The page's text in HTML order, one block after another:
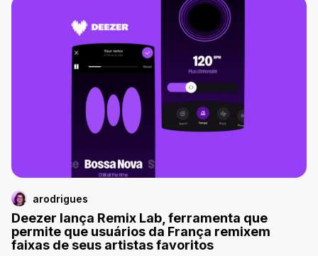
arodrigues
Deezer lança Remix Lab, ferramenta que
permite que usuários da França remixem
faixas de seus artistas favoritos